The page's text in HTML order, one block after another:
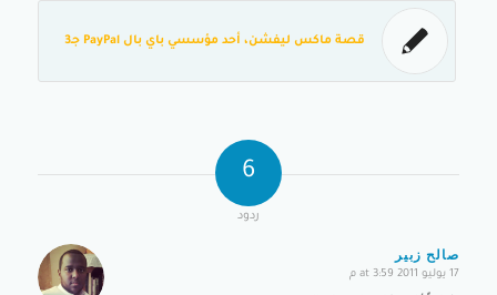
قصة ماكس ليفشن، أحد مؤسسي باي بال PayPal جـ3
6
ردود
صالح زبير
says:
17 يوليو 2011 at 3:59 م